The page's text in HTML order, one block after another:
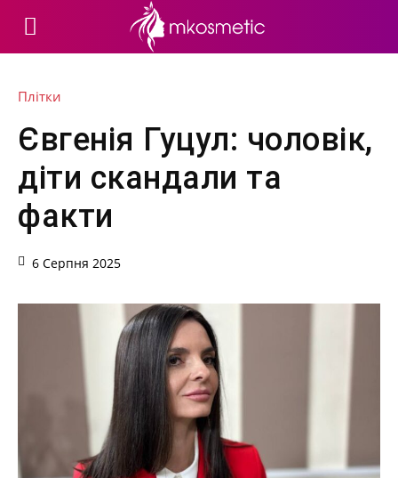
Плітки
Євгенія Гуцул: чоловік,
діти скандали та
факти
6 Серпня 2025